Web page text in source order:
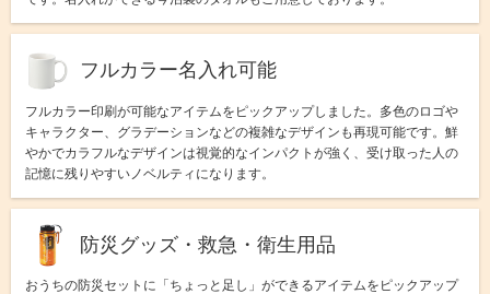
フルカラー名入れ可能
フルカラー印刷が可能なアイテムをピックアップしました。多色のロゴや
キャラクター、グラデーションなどの複雑なデザインも再現可能です。鮮
やかでカラフルなデザインは視覚的なインパクトが強く、受け取った人の
記憶に残りやすいノベルティになります。
防災グッズ・救急・衛生用品
おうちの防災セットに「ちょっと足し」ができるアイテムをピックアップ